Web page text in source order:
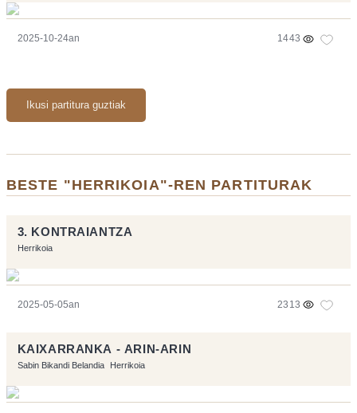
2025-10-24an 1443
Ikusi partitura guztiak
BESTE "HERRIKOIA"-REN PARTITURAK
3. KONTRAIANTZA
Herrikoia
2025-05-05an 2313
KAIXARRANKA - ARIN-ARIN
Sabin Bikandi Belandia Herrikoia